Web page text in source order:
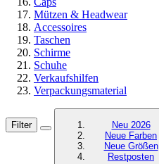
Mützen & Headwear
Accessoires
Taschen
Schirme
Schuhe
Verkaufshilfen
Verpackungsmaterial
Filter
Neu 2026
Neue Farben
Neue Größen
Restposten